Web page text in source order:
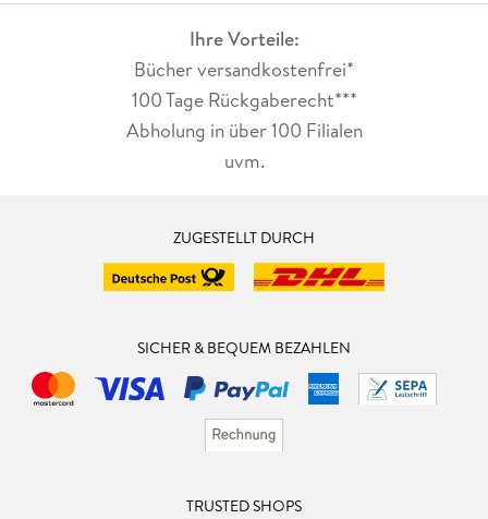
Ihre Vorteile:
Bücher versandkostenfrei*
100 Tage Rückgaberecht***
Abholung in über 100 Filialen
uvm.
ZUGESTELLT DURCH
SICHER & BEQUEM BEZAHLEN
TRUSTED SHOPS